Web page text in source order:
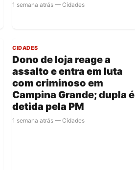
1 semana atrás — Cidades
CIDADES
Dono de loja reage a
assalto e entra em luta
com criminoso em
Campina Grande; dupla é
detida pela PM
1 semana atrás — Cidades